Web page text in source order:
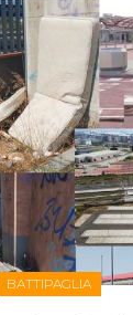
BATTIPAGLIA